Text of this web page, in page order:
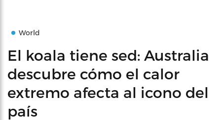
World
El koala tiene sed: Australia
descubre cómo el calor
extremo afecta al icono del
país